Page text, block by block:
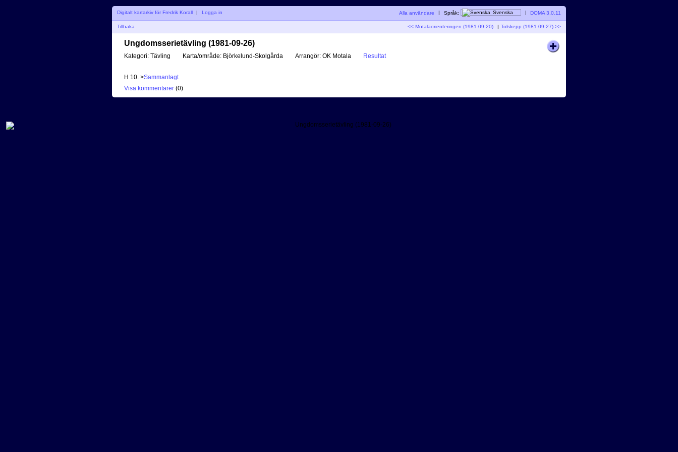
Digitalt kartarkiv för Fredrik Korall | Logga in Alla användare | Språk: Svenska | DOMA 3.0.11
Tillbaka << Motalaorienteringen (1981-09-20) Tolskepp (1981-09-27) >>
Ungdomsserietävling (1981-09-26)
Kategori: Tävling Karta/område: Björkelund-Skolgårda Arrangör: OK Motala Resultat
H 10. >Sammanlagt
Visa kommentarer (0)